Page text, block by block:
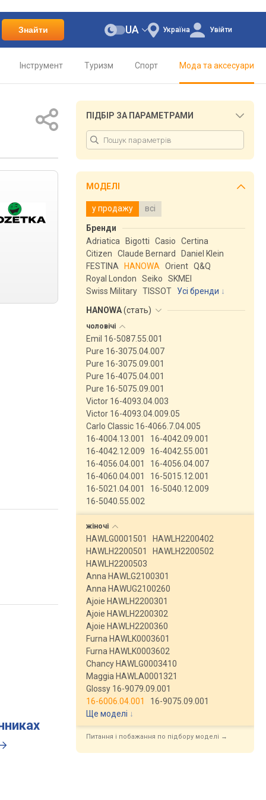
Знайти Україна
UA Увійти
Інструмент Туризм Спорт Мода та аксесуари
ПІДБІР ЗА ПАРАМЕТРАМИ
МОДЕЛІ
у продажу всі
Бренди
Adriatica
Bigotti Casio
Certina
Citizen
Claude Bernard
Daniel Klein
FESTINA
HANOWA Orient Q&Q
Royal London
Seiko
SKMEI
Swiss Military TISSOT
Усі бренди
HANOWA(стать)
чоловічі
Emil 16-5087.55.001
Pure 16-3075.04.007
Pure 16-3075.09.001
Pure 16-4075.04.001
Pure 16-5075.09.001
Victor 16-4093.04.003
Victor 16-4093.04.009.05
Carlo Classic 16-4066.7.04.005
16-4004.13.001
16-4042.09.001
16-4042.12.009
16-4042.55.001
16-4056.04.001
16-4056.04.007
16-4060.04.001
16-5015.12.001
16-5021.04.001
16-5040.12.009
16-5040.55.002
жіночі
HAWLG0001501
HAWLH2200402
HAWLH2200501
HAWLH2200502
HAWLH2200503
Anna HAWLG2100301
Anna HAWUG2100260
Ajoie HAWLH2200301
Ajoie HAWLH2200302
Ajoie HAWLH2200360
Furna HAWLK0003601
Furna HAWLK0003602
Chancy HAWLG0003410
Maggia HAWLA0001321
Glossy 16-9079.09.001
16-6006.04.001
16-9075.09.001
Ще моделі ↓
Питання і побажання по підбору моделі →